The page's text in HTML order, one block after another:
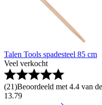
Talen Tools spadesteel 85 cm
Veel verkocht
(21)Beoordeeld met 4.4 van
13.79